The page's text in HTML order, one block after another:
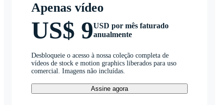
Apenas vídeo
US$ 9USD por mês faturado
anualmente
Desbloqueie o acesso à nossa coleção completa de
vídeos de stock e motion graphics liberados para uso
comercial. Imagens não incluídas.
Assine agora